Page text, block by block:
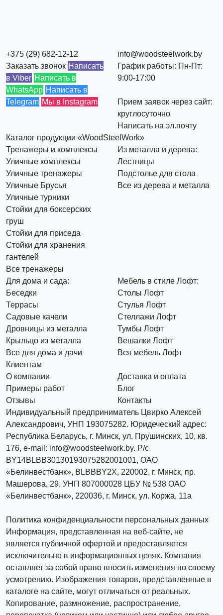
+375 (29) 682-12-12
Заказать звонок Написать
в Viber Написать в
WhatsApp Написать в
Telegram Мы в Instagram
info@woodsteelwork.by
График работы: Пн-Пт:
9:00-17:00
Прием заявок через сайт:
круглосуточно
Написать на эл.почту
Каталог продукции «WoodSteelWork»
Тренажеры и комплексы
Уличные комплексы
Уличные тренажеры
Уличные Брусья
Уличные турники
Стойки для боксерских
груш
Стойки для приседа
Стойки для хранения
гантелей
Все тренажеры
Из металла и дерева:
Лестницы
Подстолье для стола
Все из дерева и металла
Для дома и сада:
Беседки
Террасы
Садовые качели
Дровницы из металла
Крыльцо из металла
Все для дома и дачи
Мебель в стиле Лофт:
Столы Лофт
Стулья Лофт
Стеллажи Лофт
Тумбы Лофт
Вешалки Лофт
Вся мебель Лофт
Клиентам
О компании
Доставка и оплата
Примеры работ
Блог
Отзывы
Контакты
Индивидуальный предприниматель Цвирко Алексей
Александрович, УНП 193075282. Юридеческий адрес:
Республика Беларусь, г. Минск, ул. Прушинских, 10, кв.
176, e-mail: info@woodsteelwork.by. Р/с
BY14BLBB30130193075282001001, ОАО
«Белинвестбанк», BLBBBY2X, 220002, г. Минск, пр.
Машерова, 29, УНП 807000028 ЦБУ № 538 ОАО
«Белинвестбанк», 220036, г. Минск, ул. Коржа, 11а
Политика конфиденциальности персональных данных
Информация, представленная на веб-сайте, не
является публичной офертой и предоставляется
исключительно в информационных целях. Компания
оставляет за собой право вносить изменения по своему
усмотрению. Изображения товаров, представленные в
каталоге на сайте, могут отличаться от реальных.
Копирование, размножение, распространение,